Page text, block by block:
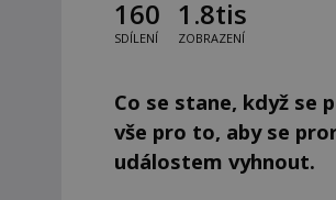
160
SDÍLENÍ
1.8tis
ZOBRAZENÍ
Co se stane, když se
vše pro to, aby se
událostem vyhnout.